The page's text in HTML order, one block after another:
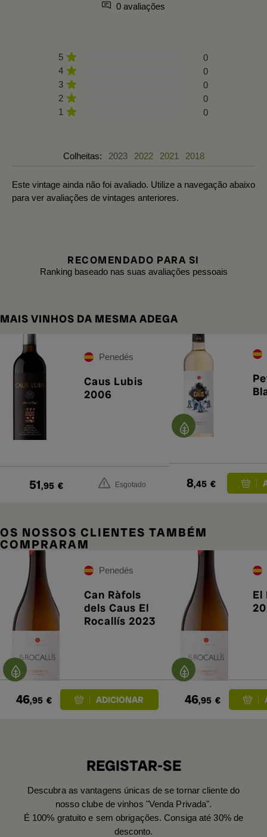
0 avaliações
5
0
4
0
3
0
2
0
1
0
Colheitas: 2023 2022 2021 2018
Este vintage ainda não foi avaliado. Utilize a navegação abaixo
para ver avaliações de vintages anteriores.
RECOMENDADO PARA SI
Ranking baseado nas suas avaliações pessoais
MAIS VINHOS DA MESMA ADEGA
Penedés
Caus Lubis
2006
51,95 € Esgotado 8,45 €
OS NOSSOS CLIENTES TAMBÉM
COMPRARAM
Penedés
Can Ràfols
dels Caus El
Rocallís 2023
46,95 €
El
46,95 €
REGISTAR-SE
Descubra as vantagens únicas de se tornar cliente do
nosso clube de vinhos "Venda Privada".
É 100% gratuito e sem obrigações. Consiga até 30% de
desconto.